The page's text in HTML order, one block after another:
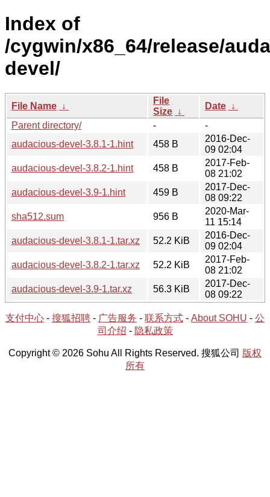
Index of
/cygwin/x86_64/release/
devel/
File Name ↓
File
Size ↓
Date ↓
Parent directory/
-
-
audacious-devel-3.8.1-1.hint
458 B
2016-Dec-
09 02:04
audacious-devel-3.8.2-1.hint
458 B
2017-Feb-
08 21:02
audacious-devel-3.9-1.hint
459 B
2017-Dec-
08 09:22
sha512.sum
956 B
2020-Mar-
11 15:14
audacious-devel-3.8.1-1.tar.xz
52.2 KiB
2016-Dec-
09 02:04
audacious-devel-3.8.2-1.tar.xz
52.2 KiB
2017-Feb-
08 21:02
audacious-devel-3.9-1.tar.xz
56.3 KiB
2017-Dec-
08 09:22
支付中心 - 搜狐招聘 - 广告服务 - 联系方式 - About SOHU - 公
司介绍 - 隐私政策
Copyright © 2026 Sohu All Rights Reserved. 搜狐公司 版权
所有